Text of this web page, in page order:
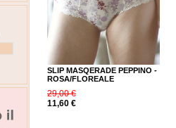
SLIP MASQERADE PEPPINO -
ROSA/FLOREALE
29,00 €
11,60 €